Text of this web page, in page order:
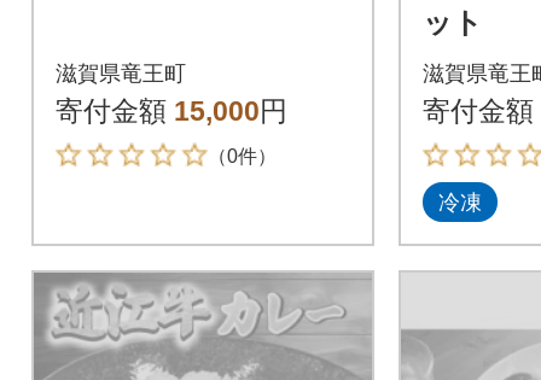
滋賀県竜王町
寄付金額 15,000円
（0件）
ット
滋賀県竜王
寄付金額
冷凍